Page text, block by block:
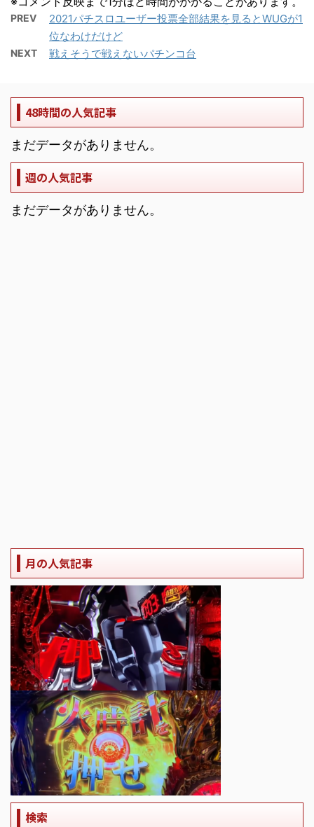
PREV
2021パチスロユーザー投票全部結果を見るとWUGが1
位なわけだけど
NEXT 戦えそうで戦えないパチンコ台
48時間の人気記事
まだデータがありません。
週の人気記事
まだデータがありません。
月の人気記事
検索